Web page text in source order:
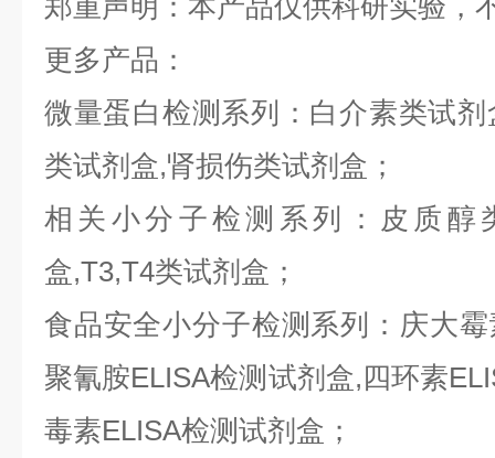
郑重声明：本产品仅供科研实验，
更多产品：
微量蛋白检测系列：白介素类试
类试剂盒,肾损伤类试剂盒；
相关小分子检测系列：皮质醇
盒,T3,T4类试剂盒；
食品安全小分子检测系列：庆大
聚氰胺ELISA检测试剂盒,四环素
毒素ELISA检测试剂盒；